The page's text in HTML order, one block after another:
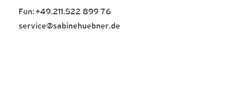
Fon:+49.211.522 899 76
service@sabinehuebner.de